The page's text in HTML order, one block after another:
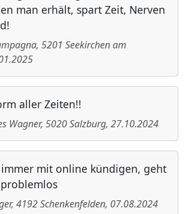
man erhält, spart Zeit, Nerven
, 5201 Seekirchen am
aller Zeiten!!
Wagner, 5020Salzburg, 27.10.2024
mit online kündigen, geht
, 4192Schenkenfelden, 07.08.2024